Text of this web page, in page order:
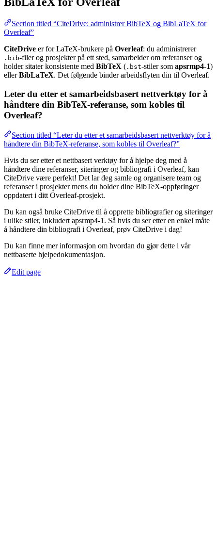
Section titled “CiteDrive: administrer BibTeX og BibLaTeX for
Overleaf”
CiteDrive er for LaTeX-brukere på Overleaf: du administrerer
.bib-filer og prosjekter på ett sted, samarbeider om referanser og
holder sitater konsistente med BibTeX ( .bst-stiler som apsrmp4-1)
ellerBibLaTeX. Det følgende binder arbeidsflyten din til Overleaf.
Leter du etter et samarbeidsbasert nettverktøy for å
håndtere din BibTeX-referanse, som kobles til
Overleaf?
Section titled “Leter du etter et samarbeidsbasert nettverktøy for å
håndtere din BibTeX-referanse, som kobles til Overleaf?”
Hvis du ser etter et nettbasert verktøy for å hjelpe deg med å
håndtere dine referanser, siteringer og bibliografi i Overleaf, kan
CiteDrive være perfekt! Det lar deg samle og organisere team og
referanser i prosjekter mens du holder dine BibTeX-oppføringer
oppdatert i ditt Overleaf-prosjekt.
Du kan også bruke CiteDrive til å opprette bibliografier og siteringer
i ulike stiler, inkludert apsrmp4-1. Så hvis du ser etter en enkel måte
å håndtere din bibliografi i Overleaf, prøv CiteDrive i dag!
Du kan finne mer informasjon om hvordan du gjør dette i vår
nettbaserte hjelpedokumentasjon.
Edit page